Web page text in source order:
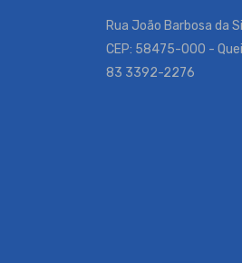
Rua João Barbosa da
CEP: 58475-000 -
83 3392-2276